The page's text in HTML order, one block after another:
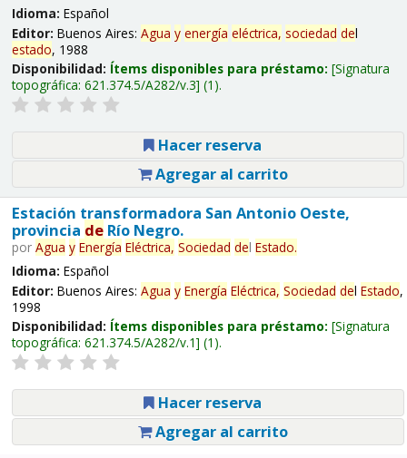
Idioma: Español
Editor: Buenos Aires: Agua y energía eléctrica, sociedad del
estado, 1988
Disponibilidad: Ítems disponibles para préstamo: Signatura
topográfica: 621.374.5/A282/v.3 (1).
Hacer reserva
Agregar al carrito
Estación transformadora San Antonio Oeste,
provincia deRío Negro.
por Agua y Energía Eléctrica, Sociedad del Estado.
Idioma: Español
Editor: Buenos Aires: Agua y Energía Eléctrica, Sociedad del Estado,
1998
Disponibilidad: Ítems disponibles para préstamo: Signatura
topográfica: 621.374.5/A282/v.1 (1).
Hacer reserva
Agregar al carrito